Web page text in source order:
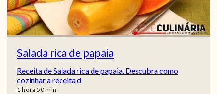
Salada rica de papaia
Receita de Salada rica de papaia. Descubra como
cozinhar a receita d
1 hora
hora 50min
min